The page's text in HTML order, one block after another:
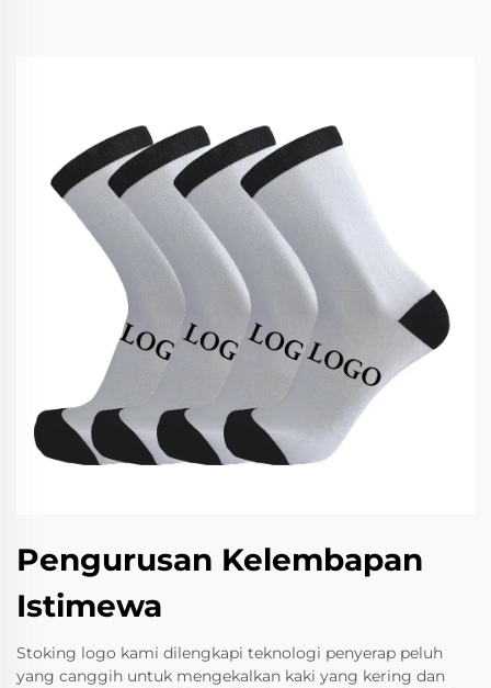
Pengurusan Kelembapan
Istimewa
Stoking logo kami dilengkapi teknologi penyerap peluh
yang canggih untuk mengekalkan kaki yang kering dan